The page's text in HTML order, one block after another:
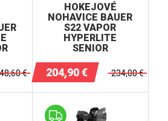
€
HOKEJOVÉ
NOHAVICE BAUER
S22 VAPOR
HYPERLITE
SENIOR
204,90€ 234,00€